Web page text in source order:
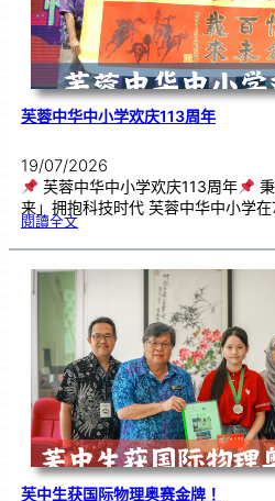
幕
芙蓉中华中小学欢庆113周年
19/07/2026
芙蓉中华中小学欢庆113周年
来」拥抱科技时代 芙蓉中华中小学
閱讀全文:芙
华
小
学
欢庆
周
年
芙中生获国际物理奥赛金牌！